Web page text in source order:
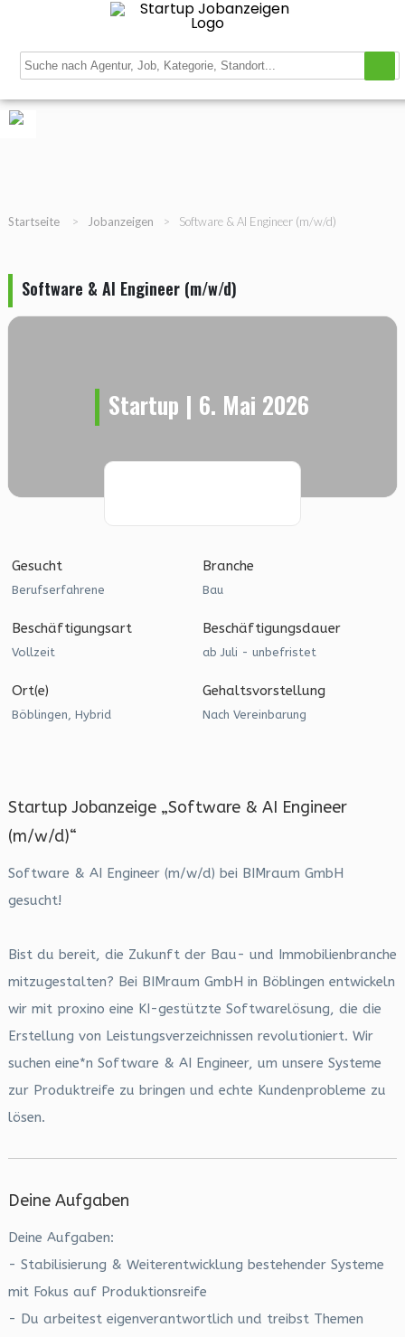
Startup Stellenbörse
Magazin
Registrieren
Login
Startseite > Jobanzeigen > Software & AI Engineer (m/w/d)
Software & AI Engineer (m/w/d)
Startup | 6. Mai 2026
Gesucht
Berufserfahrene
Branche
Bau
Beschäftigungsart
Vollzeit
Beschäftigungsdauer
ab Juli - unbefristet
Ort(e)
Böblingen, Hybrid
Gehaltsvorstellung
Nach Vereinbarung
Startup Jobanzeige „Software & AI Engineer
(m/w/d)“
Software & AI Engineer (m/w/d) bei BIMraum GmbH
gesucht!
Bist du bereit, die Zukunft der Bau- und Immobilienbranche
mitzugestalten? Bei BIMraum GmbH in Böblingen entwickeln
wir mit proxino eine KI-gestützte Softwarelösung, die die
Erstellung von Leistungsverzeichnissen revolutioniert. Wir
suchen eine*n Software & AI Engineer, um unsere Systeme
zur Produktreife zu bringen und echte Kundenprobleme zu
lösen.
Deine Aufgaben
Deine Aufgaben:
- Stabilisierung & Weiterentwicklung bestehender Systeme
mit Fokus auf Produktionsreife
- Du arbeitest eigenverantwortlich und treibst Themen